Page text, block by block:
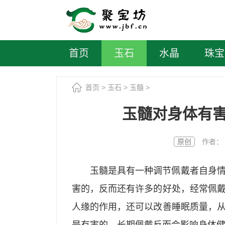
首页 玉石 水晶 珠宝
首页 > 玉石 > 玉髓 >
玉髓对身体有
原创 作者：
玉髓是具有一种调节佩戴者自身
害的，反而还有许多的好处，经常佩
人缘的作用，还可以改善睡眠质量，